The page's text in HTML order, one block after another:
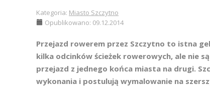
Kategoria: Miasto Szczytno
Opublikowano: 09.12.2014
Przejazd rowerem przez Szczytno to istna
kilka odcinków ścieżek rowerowych, ale nie
przejazd z jednego końca miasta na drugi.
wykonania i postulują wymalowanie na